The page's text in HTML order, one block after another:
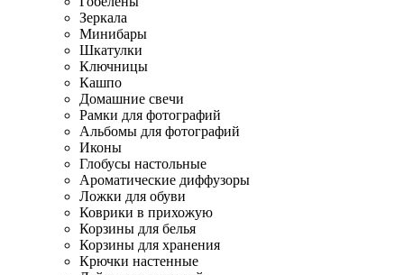
Зеркала
Минибары
Шкатулки
Ключницы
Кашпо
Домашние свечи
Рамки для фотографий
Альбомы для фотографий
Иконы
Глобусы настольные
Ароматические диффузоры
Ложки для обуви
Коврики в прихожую
Корзины для белья
Корзины для хранения
Крючки настенные